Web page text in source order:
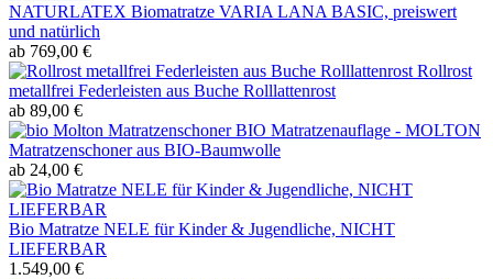
NATURLATEX Biomatratze VARIA LANA BASIC, preiswert
und natürlich
ab 769,00 €
Rollrost
metallfrei Federleisten aus Buche Rolllattenrost
ab 89,00 €
BIO Matratzenauflage - MOLTON
Matratzenschoner aus BIO-Baumwolle
ab 24,00 €
Bio Matratze NELE für Kinder & Jugendliche, NICHT
LIEFERBAR
1.549,00 €